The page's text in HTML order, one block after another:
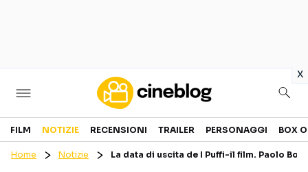
x
Cinema
FILM NOTIZIE RECENSIONI TRAILER PERSONAGGI BOX
Home Notizie La data di uscita de I Puffi-il film. Paolo